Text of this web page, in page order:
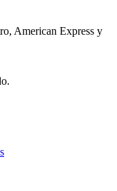
American Express y